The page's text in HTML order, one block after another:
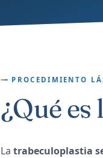
PROCEDIMIENTO
¿Qué
La trabeculoplastia